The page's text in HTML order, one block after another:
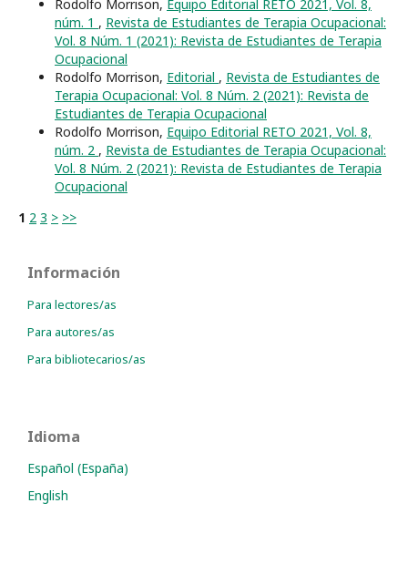
Rodolfo Morrison, Equipo Editorial RETO 2021, Vol. 8,
núm. 1 , Revista de Estudiantes de Terapia Ocupacional:
Vol. 8 Núm. 1 (2021): Revista de Estudiantes de Terapia
Ocupacional
Rodolfo Morrison, Editorial , Revista de Estudiantes de
Terapia Ocupacional: Vol. 8 Núm. 2 (2021): Revista de
Estudiantes de Terapia Ocupacional
Rodolfo Morrison, Equipo Editorial RETO 2021, Vol. 8,
núm. 2 , Revista de Estudiantes de Terapia Ocupacional:
Vol. 8 Núm. 2 (2021): Revista de Estudiantes de Terapia
Ocupacional
1 2 3 > >>
Información
Para lectores/as
Para autores/as
Para bibliotecarios/as
Idioma
Español (España)
English